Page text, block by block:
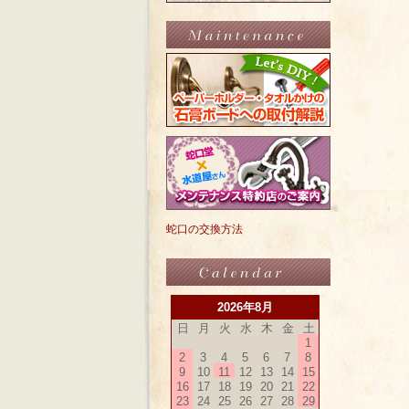
蛇口の交換方法
2026年8月
日
月 火 水 木 金
土
1
2
3 4 5 6 7
8
9
10 11 12 13 14
15
16
17 18 19 20 21
22
23
24 25 26 27 28 29